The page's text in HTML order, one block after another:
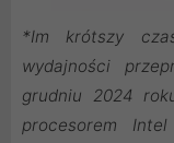
*Im krótszy
wydajności
grudniu 2024
procesorem